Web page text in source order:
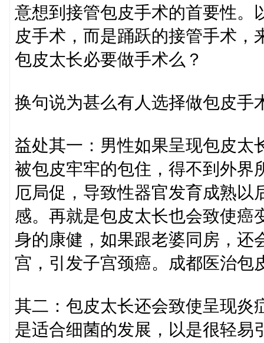
意想到接管包皮手术的首要性。
皮手术，而是踊跃的接管手术
包皮太长必要做手术么？
换句说为甚么有人选择做包皮手
益处其一：男性如果呈现包皮太
被包皮牢牢的包住，得不到外界
厄局促，导致性器官发育成熟以
感。再就是包皮太长也会致使癌
身的康健，如果跟老婆同房，还
宫，引发子宫颈癌。成都医治包
其二：包皮太长还会致使呈现炎
是适合细菌的发展，以是很轻易